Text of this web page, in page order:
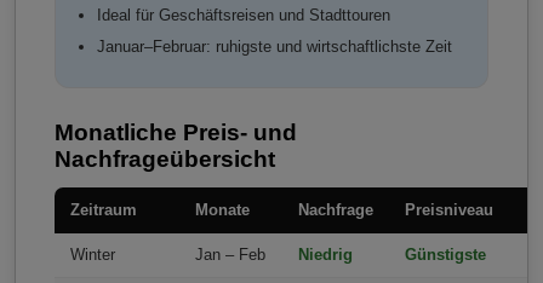
Ideal für Geschäftsreisen und Stadttouren
Januar–Februar: ruhigste und wirtschaftlichste Zeit
Monatliche Preis- und
Nachfrageübersicht
Zeitraum Monate Nachfrage Preisniveau
Winter Jan – Feb Niedrig Günstigste